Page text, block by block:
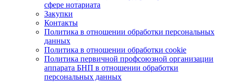
сфере нотариата
Закупки
Контакты
Политика в отношении обработки персональных
данных
Политика в отношении обработки cookie
Политика первичной профсоюзной организации
аппарата БНП в отношении обработки
персональных данных